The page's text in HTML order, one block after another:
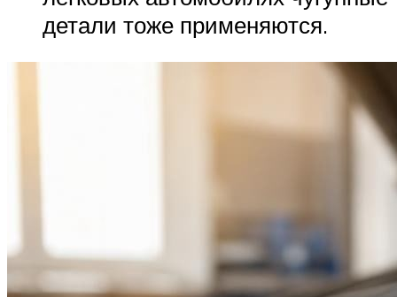
детали тоже применяются.